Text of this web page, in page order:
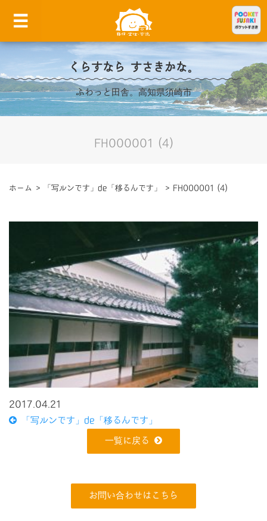
くらすなら すさきかな。
ふわっと田舎。高知県須崎市
FH000001 (4)
ホーム > 「写ルンです」de「移るんです」 > FH000001 (4)
2017.04.21
「写ルンです」de「移るんです」
一覧に戻る
お問い合わせはこちら